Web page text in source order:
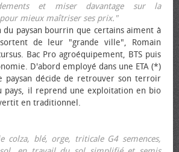
et miser davantage sur la
mieux maîtriser ses prix."
du paysan bourrin que certains aiment à
de leur "grande ville", Romain
Bac Pro agroéquipement, BTS puis
D'abord employé dans une ETA (*)
paysan décide de retrouver son terroir
pays, il reprend une exploitation en bio
en traditionnel.
colza, blé, orge, triticale G4 semences,